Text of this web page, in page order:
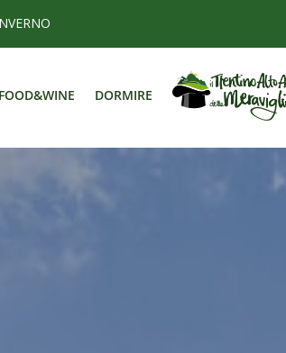
FOOD&WINE DORMIRE